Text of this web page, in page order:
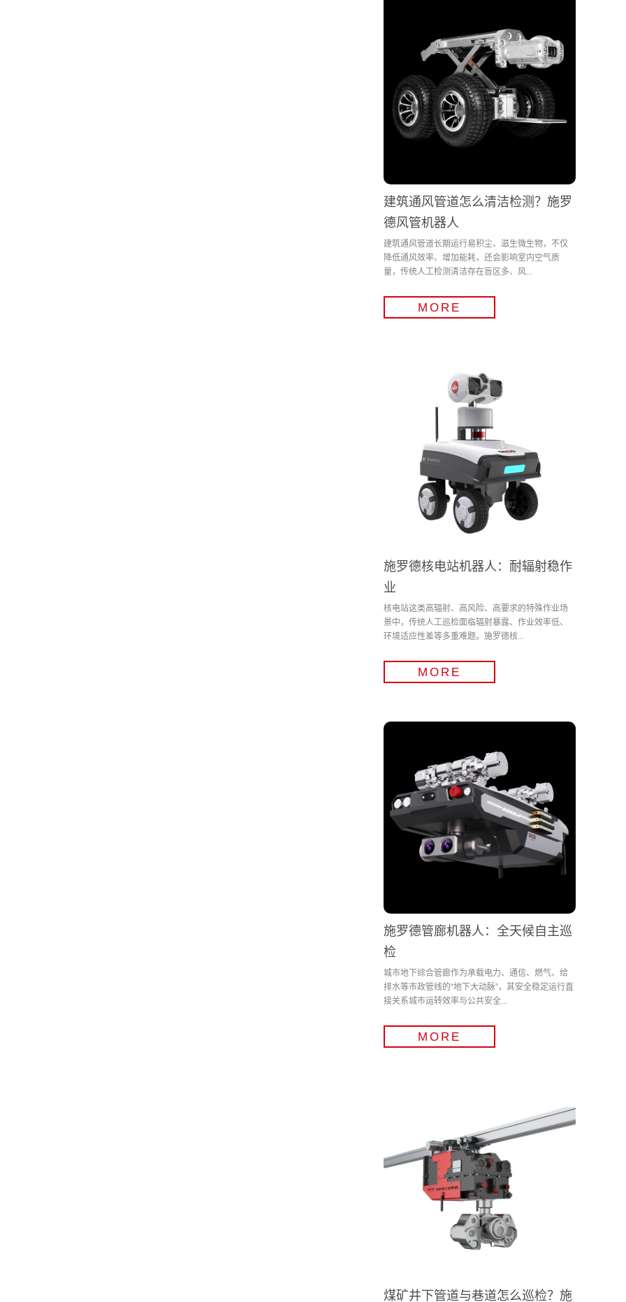
建筑通风管道怎么清洁检测？施罗
德风管机器人
建筑通风管道长期运行易积尘、滋生微生物，不仅
降低通风效率、增加能耗，还会影响室内空气质
量，传统人工检测清洁存在盲区多、风...
MORE
施罗德核电站机器人：耐辐射稳作
业
核电站这类高辐射、高风险、高要求的特殊作业场
景中，传统人工巡检面临辐射暴露、作业效率低、
环境适应性差等多重难题。施罗德核...
MORE
施罗德管廊机器人：全天候自主巡
检
城市地下综合管廊作为承载电力、通信、燃气、给
排水等市政管线的“地下大动脉”，其安全稳定运行直
接关系城市运转效率与公共安全...
MORE
煤矿井下管道与巷道怎么巡检？施